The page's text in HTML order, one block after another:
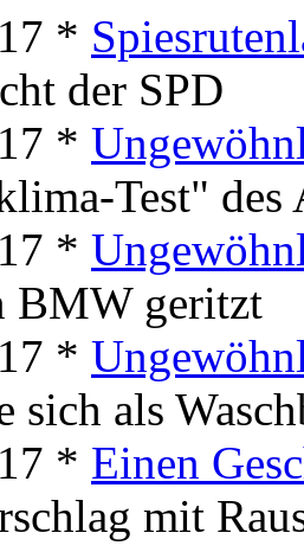
*
der SPD
*
Test" des
*
BMW geritzt
*
sich als
* Einen
mit